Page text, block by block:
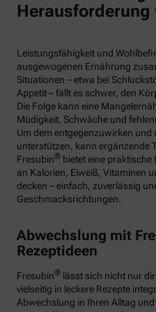
Herausforderung
Leistungsfähigkeit und
ausgewogenen Ernährung
Situationen – etwa bei
Appetit – fällt es schwer, den
Die Folge kann eine
Müdigkeit, Schwäche und
Um dem entgegenzuwirken und
unterstützen, kann ergänzende
Fresubin® bietet eine
an Kalorien, Eiweiß, Vitaminen
decken – einfach, zuverlässig
Geschmacksrichtungen.
Abwechslung mit
Rezeptideen
Fresubin® lässt sich nicht nur
vielseitig in leckere Rezepte
Abwechslung in Ihren Alltag